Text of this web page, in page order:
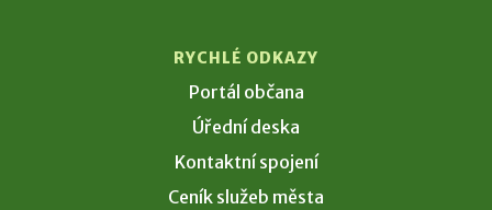
RYCHLÉ ODKAZY
Portál občana
Úřední deska
Kontaktní spojení
Ceník služeb města